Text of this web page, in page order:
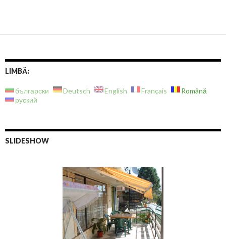
LIMBĂ:
български Deutsch English Français
Română
руский
SLIDESHOW